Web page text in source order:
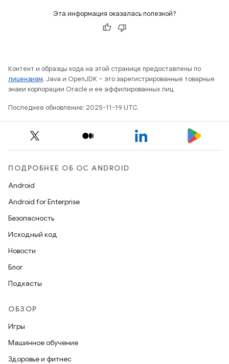
Эта информация оказалась полезной?
Контент и образцы кода на этой странице предоставлены по
лицензиям. Java и OpenJDK – это зарегистрированные товарные
знаки корпорации Oracle и ее аффилированных лиц.
Последнее обновление: 2025-11-19 UTC.
ПОДРОБНЕЕ ОБ ОС ANDROID
Android
Android for Enterprise
Безопасность
Исходный код
Новости
Блог
Подкасты
ОБЗОР
Игры
Машинное обучение
Здоровье и фитнес